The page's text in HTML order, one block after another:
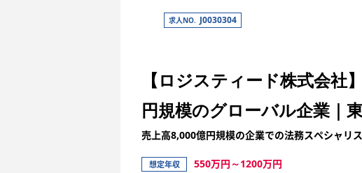
求人NO. J0030304
【ロジスティード株式会社
円規模のグローバル企業｜
売上高8,000億円規模の企業での法務スペシャリ
想定年収 550万円～1200万円